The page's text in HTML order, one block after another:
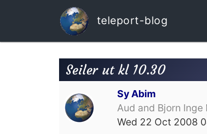
teleport-blog
Seiler ut kl 10.30
Sy Abim
Aud and Bjorn
Wed 22 Oct 2008